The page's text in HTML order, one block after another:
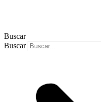
Buscar
Buscar